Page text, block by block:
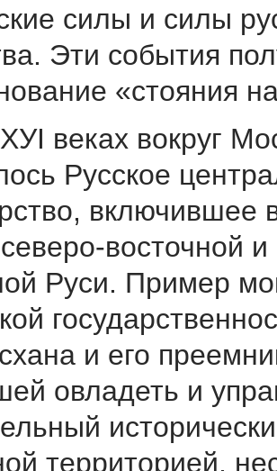
силы и силы
Эти события
«стояния
веках вокруг
Русское
включившее
восточной и
Руси. Пример
и его
овладеть и
территорией,